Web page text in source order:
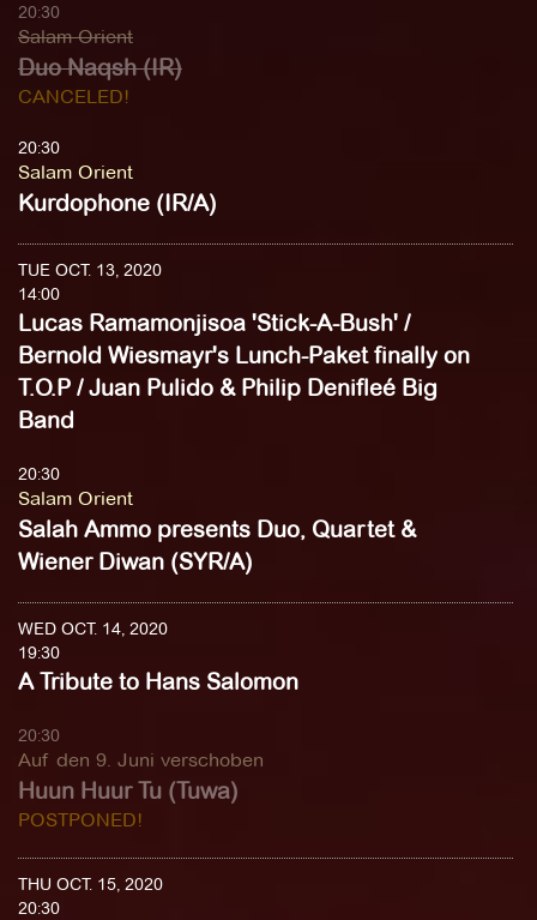
20:30
Salam Orient
Duo Naqsh (IR)
CANCELED!
20:30
Salam Orient
Kurdophone (IR/A)
TUE OCT. 13, 2020
14:00
Lucas Ramamonjisoa 'Stick-A-Bush' /
Bernold Wiesmayr's Lunch-Paket finally on
T.O.P / Juan Pulido & Philip Denifleé Big
Band
20:30
Salam Orient
Salah Ammo presents Duo, Quartet &
Wiener Diwan (SYR/A)
WED OCT. 14, 2020
19:30
A Tribute to Hans Salomon
20:30
Auf den 9. Juni verschoben
Huun Huur Tu (Tuwa)
POSTPONED!
THU OCT. 15, 2020
20:30